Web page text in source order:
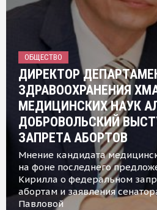
ОБЩЕСТВО
ДИРЕКТОР
ЗДРАВООХРАНЕНИЯ
МЕДИЦИНСКИХ НАУК
ДОБРОВОЛЬСКИЙ
ЗАПРЕТА АБОРТОВ
Мнение кандидата
на фоне последнего
Кирилла о федеральном
абортам и заявления
Павловой